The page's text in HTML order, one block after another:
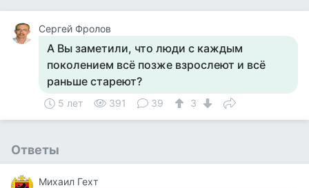
Сергей Фролов
А Вы заметили, что люди с каждым
поколением всё позже взрослеют и всё
раньше стареют?
5 лет 391 39 3
Ответы
Михаил Гехт